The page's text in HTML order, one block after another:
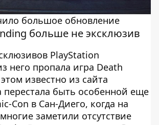
большое обновление
больше не эксклюзив
PlayStation
него пропала игра Death
известно из сайта
перестала быть особенной еще
Con в Сан-Диего, когда на
заметили отсутствие